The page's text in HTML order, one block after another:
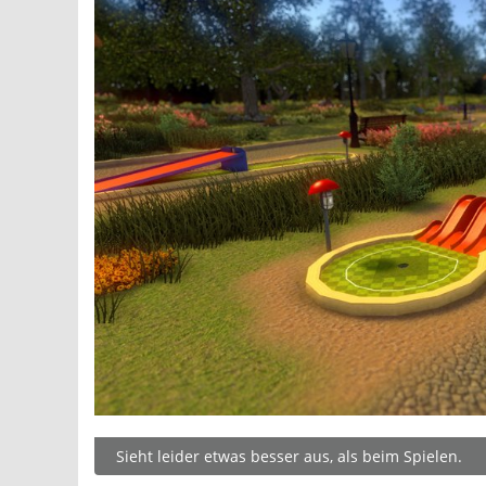
Sieht leider etwas besser aus, als beim Spielen.